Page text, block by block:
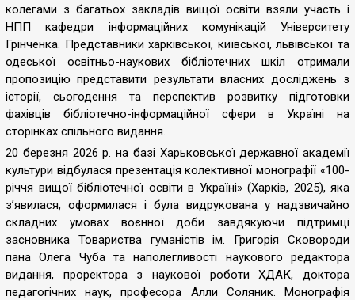
колегами з багатьох закладів вищої освіти взяли участь і
НПП кафедри інформаційних комунікацій Університету
Грінченка. Представники харківської, київської, львівської та
одеської освітньо-наукових бібліотечних шкіл отримали
пропозицію представити результати власних досліджень з
історії, сьогодення та перспектив розвитку підготовки
фахівців бібліотечно-інформаційної сфери в Україні на
сторінках спільного видання.
20 березня 2026 р. на базі Харьковської державної академії
культури відбулася презентація колективної монографії «100-
річчя вищої бібліотечної освіти в Україні» (Харків, 2025), яка
з’явилася, оформилася і була видрукована у надзвичайно
складних умовах воєнної доби завдякуючи підтримці
засновника Товариства гуманістів ім. Григорія Сковороди
пана Олега Чуба та наполегливості наукового редактора
видання, проректора з наукової роботи ХДАК, доктора
педагогічних наук, професора Алли Соляник. Монографія